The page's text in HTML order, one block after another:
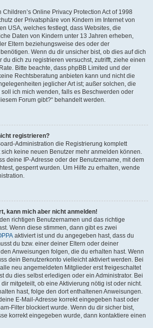
Online Privacy Protection Act of 1998
der Privatsphäre von Kindern im Internet von
USA, welches festlegt, dass Websites, die
Daten von Kindern unter 13 Jahren erheben,
Eltern beziehungsweise des oder der
Wenn du dir unsicher bist, ob dies auf dich
du dich zu registrieren versuchst, zutrifft, ziehe einen
Bitte beachte, dass phpBB Limited und der
Rechtsberatung anbieten kann und nicht die
jeglicher Art ist; außer solchen, die
soll ich mich wenden, falls es Beschwerden oder
Forum gibt?“ behandelt werden.
registrieren?
Administration die Registrierung komplett
keine neuen Benutzer mehr anmelden können.
deine IP-Adresse oder der Benutzername, mit dem
gesperrt wurden. Um Hilfe zu erhalten, wende
kann mich aber nicht anmelden!
richtigen Benutzernamen und das richtige
Wenn diese stimmen, dann gibt es zwei
aktiviert ist und du angegeben hast, dass du
du bzw. einer deiner Eltern oder deiner
Anweisungen folgen, die du erhalten hast. Wenn
dein Benutzerkonto vielleicht aktiviert werden. Bei
neu angemeldeten Mitglieder erst freigeschaltet
du dies selbst erledigen oder ein Administrator. Bei
mitgeteilt, ob eine Aktivierung nötig ist oder nicht.
hast, folge den dort enthaltenen Anweisungen.
E-Mail-Adresse korrekt eingegeben hast oder
Filter blockiert wurde. Wenn du dir sicher bist,
korrekt eingegeben wurde, dann kontaktiere einen